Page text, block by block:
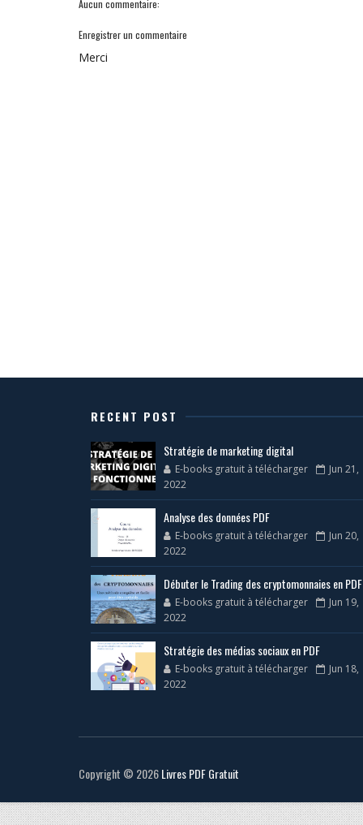
Aucun commentaire:
Enregistrer un commentaire
Merci
RECENT POST
Stratégie de marketing digital
E-books gratuit à télécharger
Jun 21,
2022
Analyse des données PDF
E-books gratuit à télécharger
Jun 20,
2022
Débuter le Trading des cryptomonnaies en PDF
E-books gratuit à télécharger
Jun 19,
2022
Stratégie des médias sociaux en PDF
E-books gratuit à télécharger
Jun 18,
2022
Copyright © 2026Livres PDF Gratuit